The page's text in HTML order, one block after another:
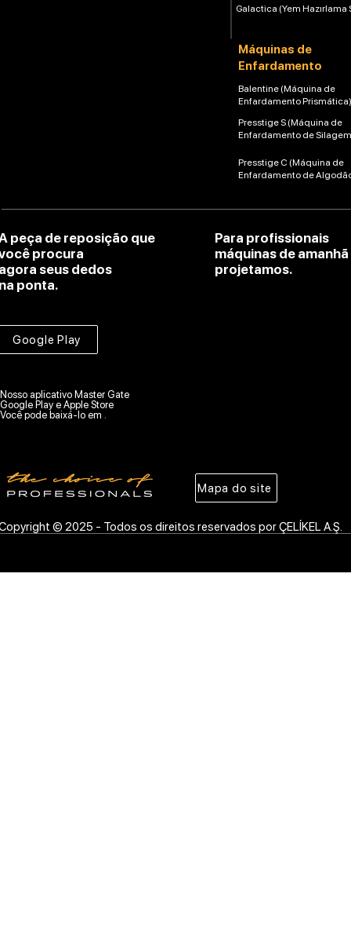
Galactica (Yem Hazırlama
Máquinas de
Enfardamento
Balentine (Máquina de
Enfardamento Prismática)
Presstige S (Máquina de
Enfardamento de
Presstige C (Máquina de
Enfardamento de
peça de reposição que
procura
seus dedos
ponta.
Para profissionais
máquinas de amanhã
projetamos.
Google Play
Nosso aplicativo Master Gate
Google Play e Apple Store
Você pode baixá-lo em .
Mapa do site
© 2025 - Todos os direitos reservados por ÇELİKEL A.Ş.